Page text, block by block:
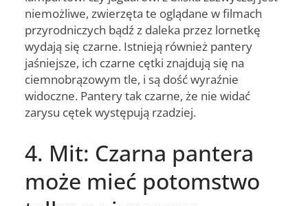
niemożliwe, zwierzęta te oglądane w filmach
przyrodniczych bądź z daleka przez lornetkę
wydają się czarne. Istnieją również pantery
jaśniejsze, ich czarne cętki znajdują się na
ciemnobrązowym tle, i są dość wyraźnie
widoczne. Pantery tak czarne, że nie widać
zarysu cętek występują rzadziej.
4. Mit: Czarna pantera
może mieć potomstwo